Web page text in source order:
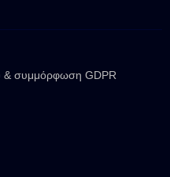
& συμμόρφωση GDPR